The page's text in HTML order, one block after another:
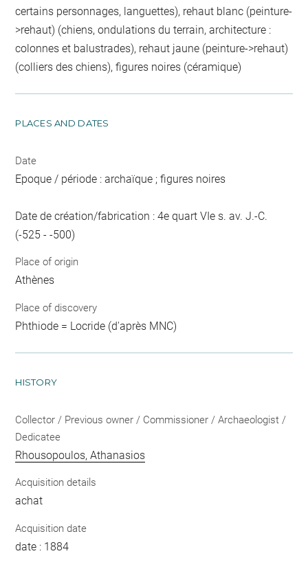
certains personnages, languettes), rehaut blanc (peinture-
>rehaut) (chiens, ondulations du terrain, architecture :
colonnes et balustrades), rehaut jaune (peinture->rehaut)
(colliers des chiens), figures noires (céramique)
PLACES AND DATES
Date
Epoque / période : archaïque ; figures noires
Date de création/fabrication : 4e quart VIe s. av. J.-C.
(-525 - -500)
Place of origin
Athènes
Place of discovery
Phthiode = Locride (d'après MNC)
HISTORY
Collector / Previous owner / Commissioner / Archaeologist /
Dedicatee
Rhousopoulos, Athanasios
Acquisition details
achat
Acquisition date
date : 1884